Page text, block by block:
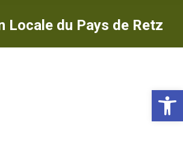
Locale du Pays de Retz